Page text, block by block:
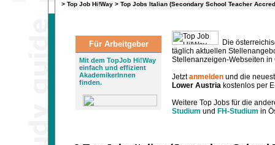
> Top Job Hi!Way > Top Jobs Italian (Secondary School Teacher
Für Arbeitgeber
Mit dem TopJob Hi!Way
einfach und effizient
AkademikerInnen
finden.
Die
täglich aktuellen
Stellenanzeigen-Webseiten in
Jetztanmelden und die
Lower Austria kostenlos per
Weitere Top Jobs für die
Studium und FH-Studium in